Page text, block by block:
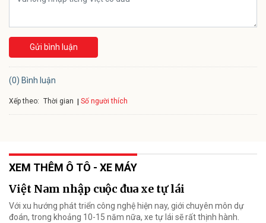
Gửi bình luận
(0) Bình luận
Xếp theo: Thời gian Số người thích
XEM THÊM Ô TÔ - XE MÁY
Việt Nam nhập cuộc đua xe tự lái
Với xu hướng phát triển công nghệ hiện nay, giới chuyên môn dự
đoán, trong khoảng 10-15 năm nữa, xe tự lái sẽ rất thịnh hành.